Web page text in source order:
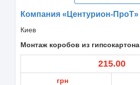
Компания «Центурион-ПроТ»
Киев
Монтаж коробов из гипсокартона
215.00
грн